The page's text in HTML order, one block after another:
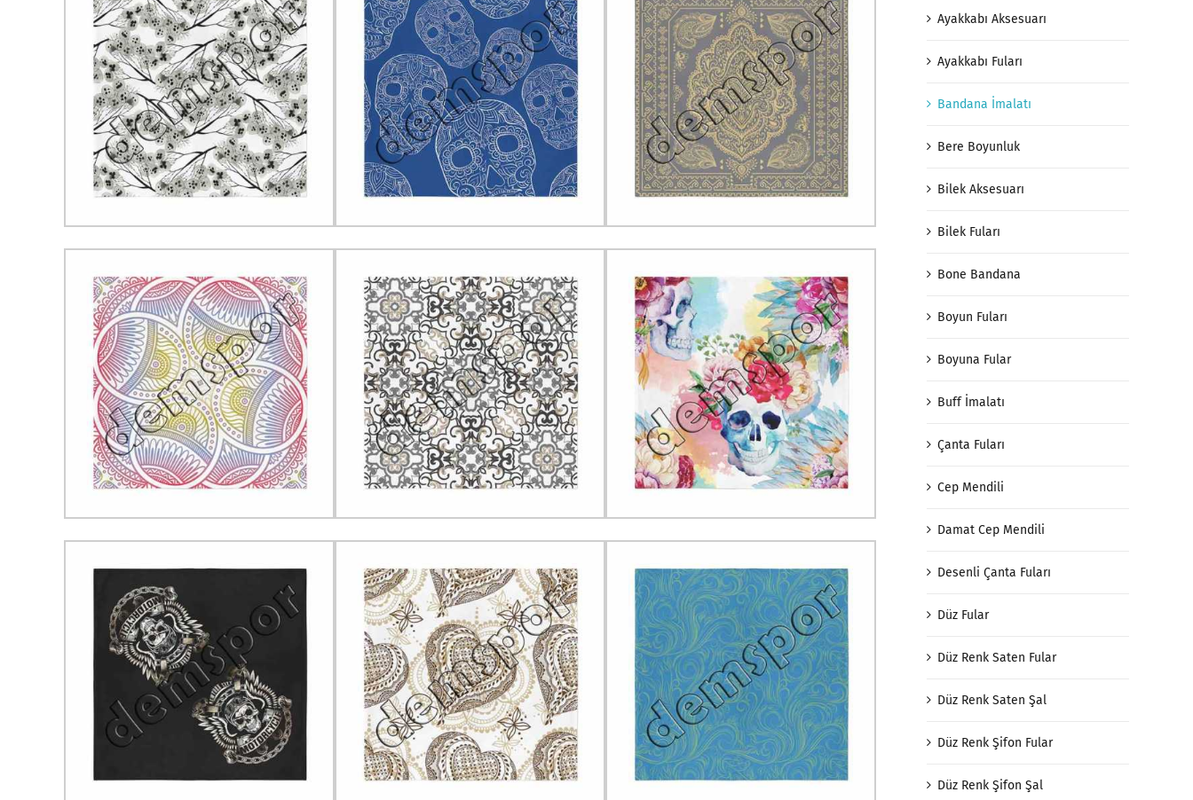
Ayakkabı Aksesuarı
Ayakkabı Fuları
Bandana İmalatı
Bere Boyunluk
Bilek Aksesuarı
Bilek Fuları
Bone Bandana
Boyun Fuları
Boyuna Fular
Buff İmalatı
Çanta Fuları
Cep Mendili
Damat Cep Mendili
Desenli Çanta Fuları
Düz Fular
Düz Renk Saten Fular
Düz Renk Saten Şal
Düz Renk Şifon Fular
Düz Renk Şifon Şal